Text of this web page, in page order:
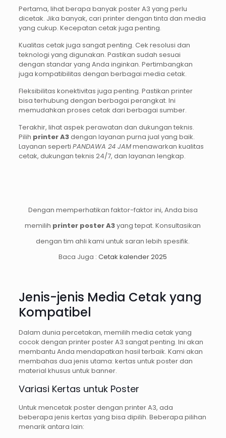
Pertama, lihat berapa banyak poster A3 yang perlu
dicetak. Jika banyak, cari printer dengan tinta dan media
yang cukup. Kecepatan cetak juga penting.
Kualitas cetak juga sangat penting. Cek resolusi dan
teknologi yang digunakan. Pastikan sudah sesuai
dengan standar yang Anda inginkan. Pertimbangkan
juga kompatibilitas dengan berbagai media cetak.
Fleksibilitas konektivitas juga penting. Pastikan printer
bisa terhubung dengan berbagai perangkat. Ini
memudahkan proses cetak dari berbagai sumber.
Terakhir, lihat aspek perawatan dan dukungan teknis.
Pilih printer A3dengan layanan purna jual yang baik.
Layanan seperti PANDAWA 24 JAMmenawarkan kualitas
cetak, dukungan teknis 24/7, dan layanan lengkap.
Dengan memperhatikan faktor-faktor ini, Anda bisa
memilih printer poster A3yang tepat. Konsultasikan
dengan tim ahli kami untuk saran lebih spesifik.
Baca Juga :Cetak kalender 2025
Jenis-jenis Media Cetak yang
Kompatibel
Dalam dunia percetakan, memilih media cetak yang
cocok dengan printer poster A3 sangat penting. Ini akan
membantu Anda mendapatkan hasil terbaik. Kami akan
membahas dua jenis utama: kertas untuk poster dan
material khusus untuk banner.
Variasi Kertas untuk Poster
Untuk mencetak poster dengan printer A3, ada
beberapa jenis kertas yang bisa dipilih. Beberapa pilihan
menarik antara lain: